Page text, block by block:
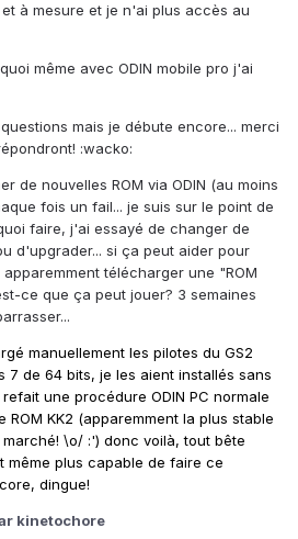
à mesure et je n'ai plus accès au
même avec ODIN mobile pro j'ai
mais je débute encore... merci
:wacko:
de nouvelles ROM via ODIN (au moins
fois un fail... je suis sur le point de
faire, j'ai essayé de changer de
d'upgrader... si ça peut aider pour
télécharger une "ROM
ce que ça peut jouer? 3 semaines
manuellement les pilotes du GS2
7 de 64 bits, je les aient installés sans
une procédure ODIN PC normale
KK2 (apparemment la plus stable
\o/ :') donc voilà, tout bête
même plus capable de faire ce
dingue!
kinetochore